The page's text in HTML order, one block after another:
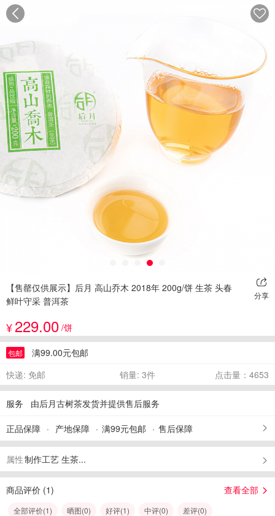
【售罄仅供展示】后月 高山乔木 2018年 200g/饼 生茶 头春
鲜叶守采 普洱茶
分享
¥229.00 /饼
包邮
满99.00元包邮
快递: 免邮
销量: 3件 点击量：4653
服务 由后月古树茶发货并提供售后服务
正品保障 产地保障 满99元包邮 售后保障
属性制作工艺 生茶...
商品评价 (1) 查看全部
全部评价(1) 晒图(0) 好评(1) 中评(0) 差评(0)